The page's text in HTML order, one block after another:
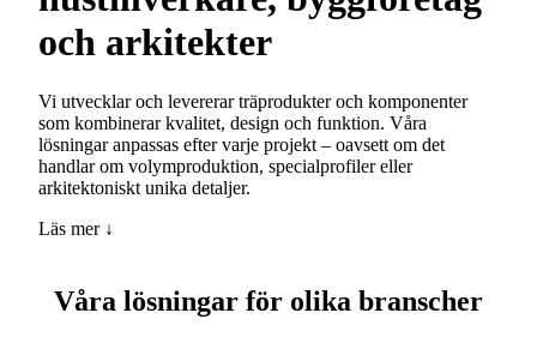
och arkitekter
Vi utvecklar och levererar träprodukter och komponenter
som kombinerar kvalitet, design och funktion. Våra
lösningar anpassas efter varje projekt – oavsett om det
handlar om volymproduktion, specialprofiler eller
arkitektoniskt unika detaljer.
Läs mer ↓
Våra lösningar för olika branscher